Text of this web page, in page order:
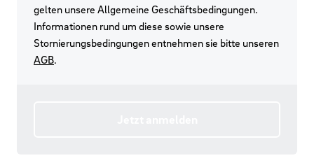
gelten unsere Allgemeine Geschäftsbedingungen.
Informationen rund um diese sowie unsere
Stornierungsbedingungen entnehmen sie bitte unseren
AGB.